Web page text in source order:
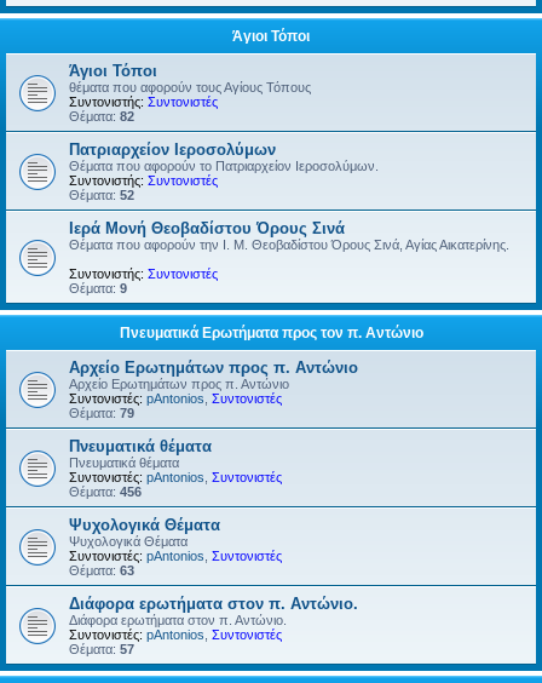
Άγιοι Τόποι
Άγιοι Τόποι
θέματα που αφορούν τους Αγίους Τόπους
Συντονιστής: Συντονιστές
Θέματα: 82
Πατριαρχείον Ιεροσολύμων
Θέματα που αφορούν το Πατριαρχείον Ιεροσολύμων.
Συντονιστής: Συντονιστές
Θέματα: 52
Ιερά Μονή Θεοβαδίστου Όρους Σινά
Θέματα που αφορούν την Ι. Μ. Θεοβαδίστου Όρους Σινά, Αγίας Αικατερίνης.
Συντονιστής: Συντονιστές
Θέματα: 9
Πνευματικά Ερωτήματα προς τον π. Αντώνιο
Αρχείο Ερωτημάτων προς π. Αντώνιο
Αρχείο Ερωτημάτων προς π. Αντώνιο
Συντονιστές: pAntonios Συντονιστές
Θέματα: 79
Πνευματικά θέματα
Πνευματικά θέματα
Συντονιστές: pAntonios Συντονιστές
Θέματα: 456
Ψυχολογικά Θέματα
Ψυχολογικά Θέματα
Συντονιστές: pAntonios Συντονιστές
Θέματα: 63
Διάφορα ερωτήματα στον π. Αντώνιο.
Διάφορα ερωτήματα στον π. Αντώνιο.
Συντονιστές: pAntonios Συντονιστές
Θέματα: 57